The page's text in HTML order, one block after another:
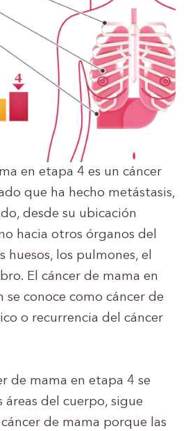
en etapa 4 es un cáncer
que ha hecho metástasis,
desde su ubicación
hacia otros órganos del
huesos, los pulmones, el
El cáncer de mama en
conoce como cáncer de
o recurrencia del cáncer
de mama en etapa 4 se
del cuerpo, sigue
de mama porque las